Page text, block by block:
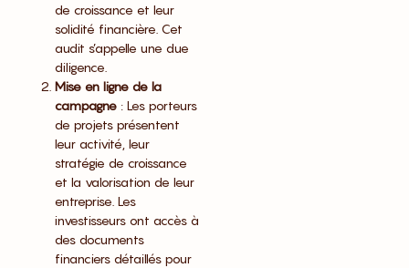
de croissance et leur
solidité financière. Cet
audit s’appelle une due
diligence.
Mise en ligne de la
campagne : Les porteurs
de projets présentent
leur activité, leur
stratégie de croissance
et la valorisation de leur
entreprise. Les
investisseurs ont accès à
des documents
financiers détaillés pour